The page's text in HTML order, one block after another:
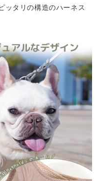
ッタリの構造のハーネス